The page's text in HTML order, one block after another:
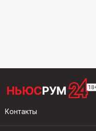
Контакты